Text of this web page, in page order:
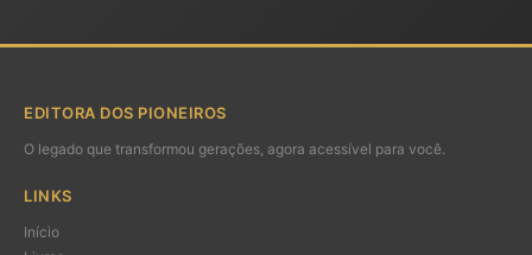
EDITORA DOS PIONEIROS
O legado que transformou gerações, agora acessível para você.
LINKS
Início